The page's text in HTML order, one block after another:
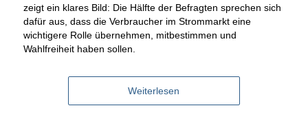
zeigt ein klares Bild: Die Hälfte der Befragten sprechen sich
dafür aus, dass die Verbraucher im Strommarkt eine
wichtigere Rolle übernehmen, mitbestimmen und
Wahlfreiheit haben sollen.
Weiterlesen